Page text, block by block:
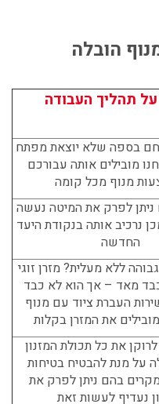
הובלה
תהליך העבודה
בספה שלא יוצאת מפתח
מובילים אותה עבורכם
מנוף מכל קומה
לפרק את המיטה נעשה
נרכיב אותה בנקודת היעד
החדשה
ללא מעלית? מזרן זוגי
כבד מאד – אך הוא לא כבד
העברת ציוד עם מנוף
מובילים את המזרן בקלות
את כל תכולת המזנון
על מנת להבטיח בטיחות
בהם ניתן לפרק את
נעדיף לעשות זאת